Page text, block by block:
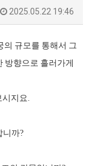
2025.05.22 19:46
의 규모를 통해서 그
방향으로 흘러가게
지요 .
니까?